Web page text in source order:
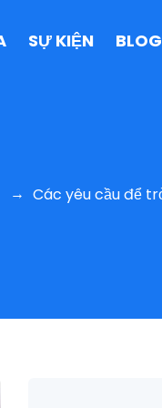
SỰ KIỆN
→ Các yêu cầu để